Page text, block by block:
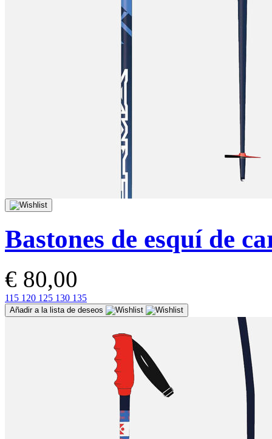
Bastones de esquí de
€ 80,00
115 120 125 130 135
Añadir a la lista de deseos